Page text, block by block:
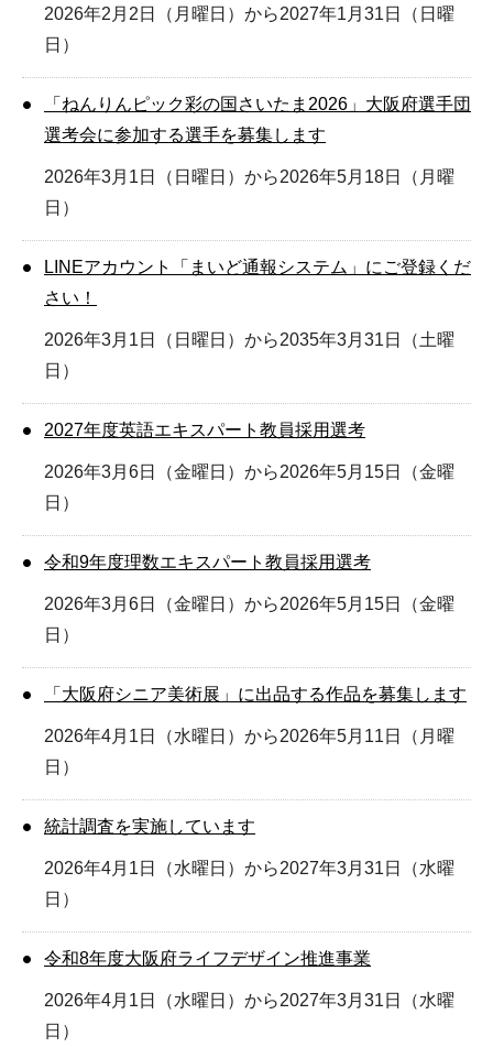
2026年2月2日（月曜日）から2027年1月31日（日曜
日）
「ねんりんピック彩の国さいたま2026」大阪府選手団
選考会に参加する選手を募集します
2026年3月1日（日曜日）から2026年5月18日（月曜
日）
LINEアカウント「まいど通報システム」にご登録くだ
さい！
2026年3月1日（日曜日）から2035年3月31日（土曜
日）
2027年度英語エキスパート教員採用選考
2026年3月6日（金曜日）から2026年5月15日（金曜
日）
令和9年度理数エキスパート教員採用選考
2026年3月6日（金曜日）から2026年5月15日（金曜
日）
「大阪府シニア美術展」に出品する作品を募集します
2026年4月1日（水曜日）から2026年5月11日（月曜
日）
統計調査を実施しています
2026年4月1日（水曜日）から2027年3月31日（水曜
日）
令和8年度大阪府ライフデザイン推進事業
2026年4月1日（水曜日）から2027年3月31日（水曜
日）